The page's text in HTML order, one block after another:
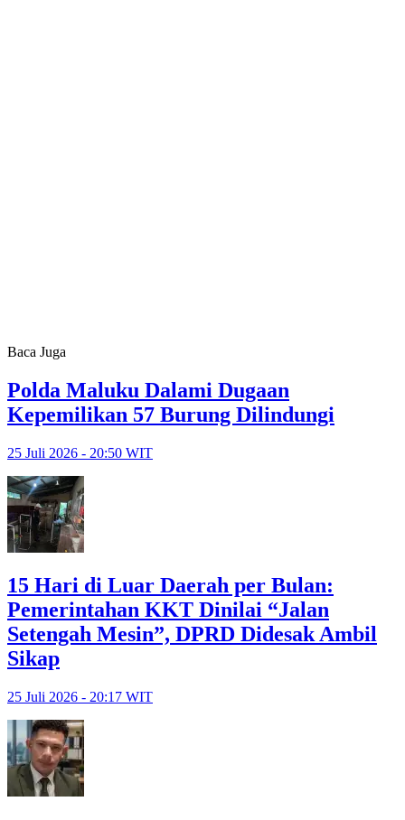
Baca Juga
Polda Maluku Dalami Dugaan
Kepemilikan 57 Burung Dilindungi
25 Juli 2026 - 20:50 WIT
15 Hari di Luar Daerah per Bulan:
Pemerintahan KKT Dinilai “Jalan
Setengah Mesin”, DPRD Didesak Ambil
Sikap
25 Juli 2026 - 20:17 WIT